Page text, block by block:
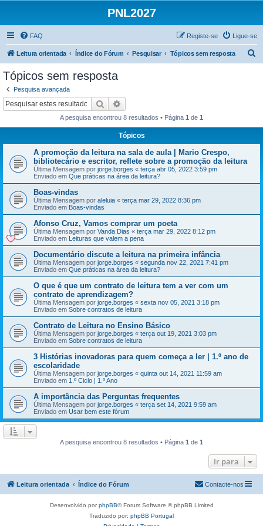
PNL2027
FAQ Ligue-se
Registe-se
Leitura orientada Índice do Fórum Pesquisar Tópicos sem resposta
Tópicos sem resposta
Pesquisa avançada
Pesquisar
A pesquisa encontrou 8 resultados • Página 1 de 1
Tópicos
A promoção da leitura na sala de aula | Mario Crespo,
bibliotecário e escritor, reflete sobre a promoção da leitura
Última Mensagem por jorge.borges « terça abr 05, 2022 3:59 pm
Enviado em Que práticas na área da leitura?
Boas-vindas
Última Mensagem por aleluia « terça mar 29, 2022 8:36 pm
Enviado em Boas-vindas
Afonso Cruz, Vamos comprar um poeta
Última Mensagem por Vanda Dias « terça mar 29, 2022 8:12 pm
Enviado em Leituras que valem a pena
Documentário discute a leitura na primeira infância
Última Mensagem por jorge.borges « segunda nov 22, 2021 7:41 pm
Enviado em Que práticas na área da leitura?
O que é que um contrato de leitura tem a ver com um
contrato de aprendizagem?
Última Mensagem por jorge.borges « sexta nov 05, 2021 3:18 pm
Enviado em Sobre contratos de leitura
Contrato de Leitura no Ensino Básico
Última Mensagem por jorge.borges « terça out 19, 2021 3:03 pm
Enviado em Sobre contratos de leitura
3 Histórias inovadoras para quem começa a ler | 1.º ano de
escolaridade
Última Mensagem por jorge.borges « quinta out 14, 2021 11:59 am
Enviado em 1.º Ciclo | 1.º Ano
A importância das Perguntas frequentes
Última Mensagem por jorge.borges « terça set 14, 2021 9:59 am
Enviado em Usar bem este fórum
A pesquisa encontrou 8 resultados • Página 1 de 1
Ir para
Leitura orientada Índice do Fórum Contacte-nos
Desenvolvido porphpBB® Forum Software © phpBB Limited
Traduzido por: phpBB Portugal